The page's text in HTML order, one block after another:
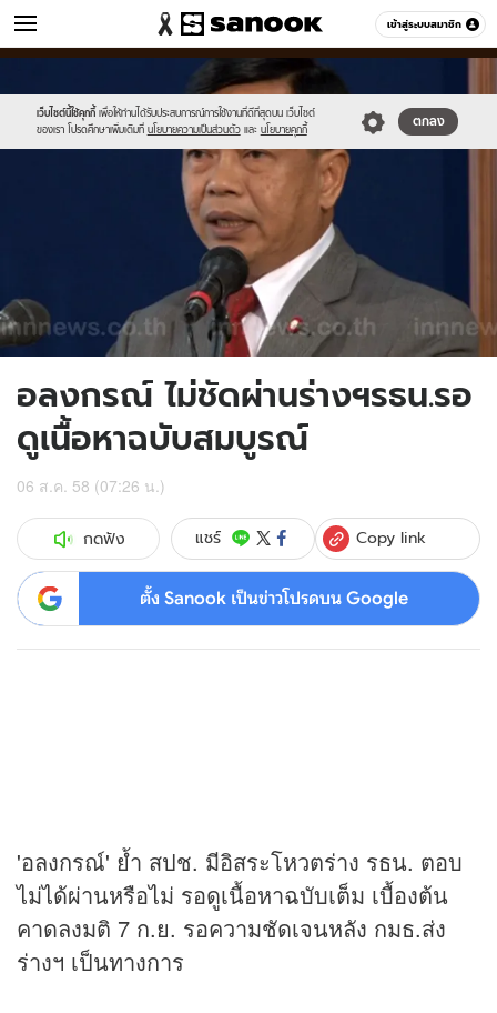
เข้าสู่ระบบสมาชิก
ข่าว หมวดอื่นๆ
เว็บไซต์นี้ใช้คุกกี้ เพื่อให้ท่านได้รับประสบการณ์การใช้งานที่ดีที่สุดบน เว็บไซต์
ของเรา โปรดศึกษาเพิ่มเติมที่ นโยบายความเป็นส่วนตัว และ นโยบายคุกกี้
ตกลง
//s.isanook.com/sr/0/images/logo-
new-
sanook.png
//s.isanook.com/ns/0/ud/368/1842739/637075-
01.jpg
อลงกรณ์ ไม่ชัดผ่านร่างฯรธน.รอ
ดูเนื้อหาฉบับสมบูรณ์
06 ส.ค. 58 (07:26 น.)
กดฟัง แชร์ Copy link
ตั้ง Sanook เป็นข่าวโปรดบน Google
'อลงกรณ์' ย้ำ สปช. มีอิสระโหวตร่าง รธน. ตอบ
ไม่ได้ผ่านหรือไม่ รอดูเนื้อหาฉบับเต็ม เบื้องต้น
คาดลงมติ 7 ก.ย. รอความชัดเจนหลัง กมธ.ส่ง
ร่างฯ เป็นทางการ